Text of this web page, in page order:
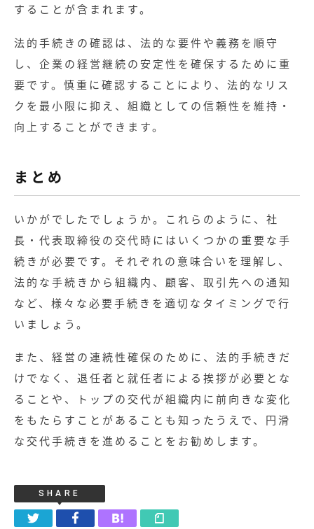
することが含まれます。
法的手続きの確認は、法的な要件や義務を順守
し、企業の経営継続の安定性を確保するために重
要です。慎重に確認することにより、法的なリス
クを最小限に抑え、組織としての信頼性を維持・
向上することができます。
まとめ
いかがでしたでしょうか。これらのように、社
長・代表取締役の交代時にはいくつかの重要な手
続きが必要です。それぞれの意味合いを理解し、
法的な手続きから組織内、顧客、取引先への通知
など、様々な必要手続きを適切なタイミングで行
いましょう。
また、経営の連続性確保のために、法的手続きだ
けでなく、退任者と就任者による挨拶が必要とな
ることや、トップの交代が組織内に前向きな変化
をもたらすことがあることも知ったうえで、円滑
な交代手続きを進めることをお勧めします。
SHARE